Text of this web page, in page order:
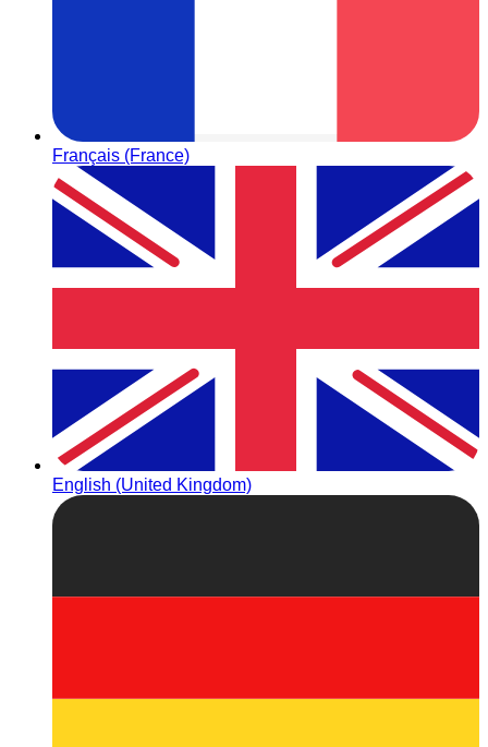
Français (France)
English (United Kingdom)